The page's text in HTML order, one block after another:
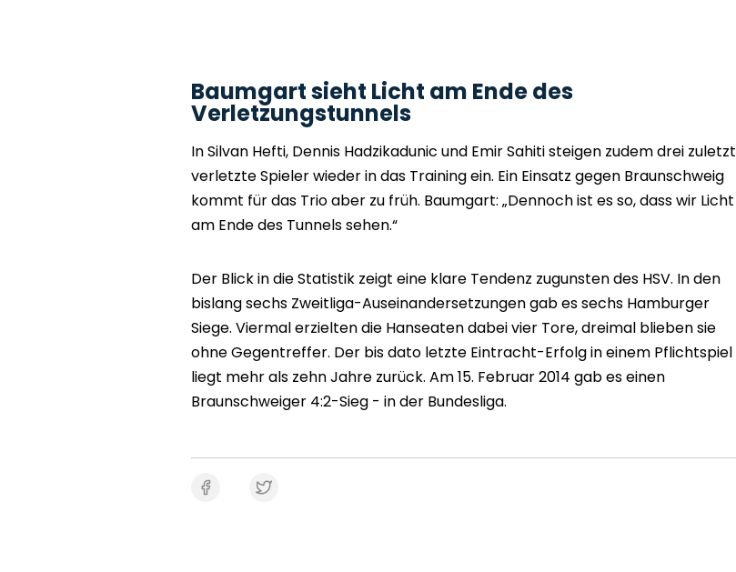
Baumgart sieht Licht am Ende des
Verletzungstunnels
In Silvan Hefti, Dennis Hadzikadunic und Emir Sahiti steigen zudem drei zuletzt
verletzte Spieler wieder in das Training ein. Ein Einsatz gegen Braunschweig
kommt für das Trio aber zu früh. Baumgart: „Dennoch ist es so, dass wir Licht
am Ende des Tunnels sehen.“
Der Blick in die Statistik zeigt eine klare Tendenz zugunsten des HSV. In den
bislang sechs Zweitliga-Auseinandersetzungen gab es sechs Hamburger
Siege. Viermal erzielten die Hanseaten dabei vier Tore, dreimal blieben sie
ohne Gegentreffer. Der bis dato letzte Eintracht-Erfolg in einem Pflichtspiel
liegt mehr als zehn Jahre zurück. Am 15. Februar 2014 gab es einen
Braunschweiger 4:2-Sieg - in der Bundesliga.